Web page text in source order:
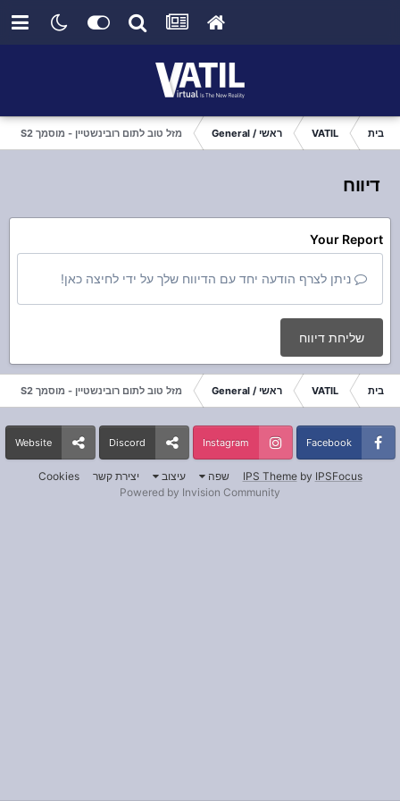
בית VATIL ראשי / General מזל טוב לתום רובינשטיין - מוסמך S2 חדש בחטיבה
דיווח
Your Report
ניתן לצרף הודעה יחד עם הדיווח שלך על ידי לחיצה כאן!
שליחת דיווח
בית VATIL ראשי / General מזל טוב לתום רובינשטיין - מוסמך S2 חדש בחטיבה
IPS Themeby IPSFocus שפה עיצוב יצירת קשר Cookies
Facebook
Instagram
Discord
Website
Powered by Invision Community